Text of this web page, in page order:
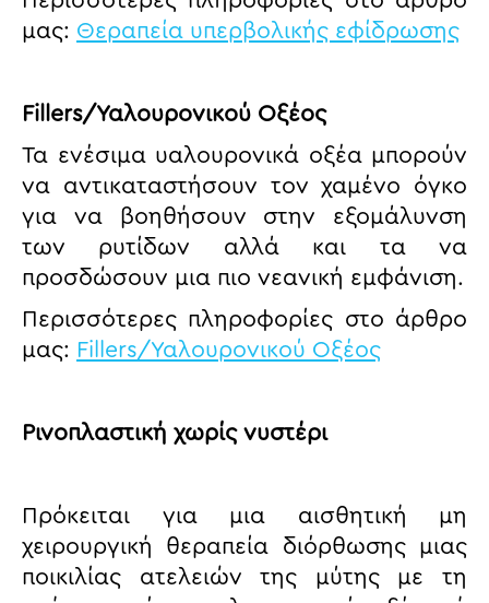
μας: Θεραπεία υπερβολικής εφίδρωσης
Fillers/Υαλουρονικού Οξέος
Τα ενέσιμα υαλουρονικά οξέα μπορούν
να αντικαταστήσουν τον χαμένο όγκο
για να βοηθήσουν στην εξομάλυνση
των ρυτίδων αλλά και τα να
προσδώσουν μια πιο νεανική εμφάνιση.
Περισσότερες πληροφορίες στο άρθρο
μας: Fillers/Υαλουρονικού Οξέος
Ρινοπλαστική χωρίς νυστέρι
Πρόκειται για μια αισθητική μη
χειρουργική θεραπεία διόρθωσης μιας
ποικιλίας ατελειών της μύτης με τη